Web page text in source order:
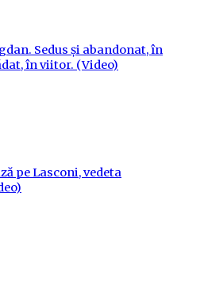
Sedus și abandonat, în
în viitor. (Video)
pe Lasconi, vedeta